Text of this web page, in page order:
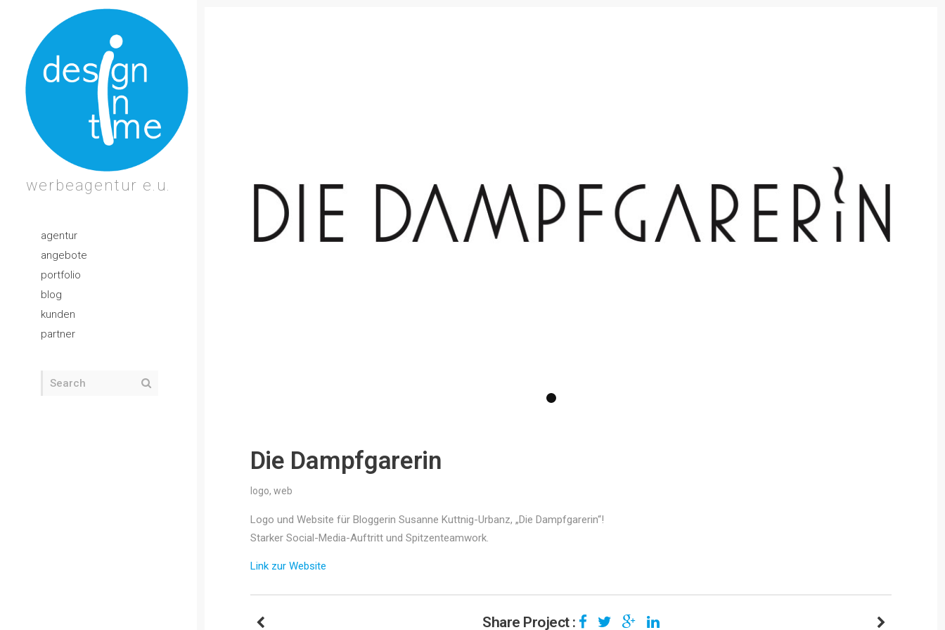
werbeagentur e.u.
agentur
angebote
portfolio
blog
kunden
partner
Die Dampfgarerin
logo, web
Logo und Website für Bloggerin Susanne Kuttnig-Urbanz, „Die Dampfgarerin“!
Starker Social-Media-Auftritt und Spitzenteamwork.
Link zur Website
Share Project :